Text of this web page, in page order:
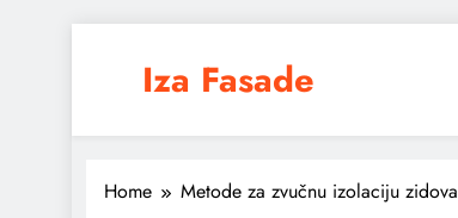
Iza Fasade
Home Metode za zvučnu izolaciju zidova